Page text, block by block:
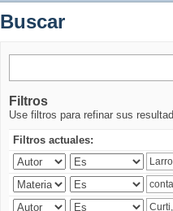
Buscar
Filtros
Use filtros para refinar sus
Filtros actuales: